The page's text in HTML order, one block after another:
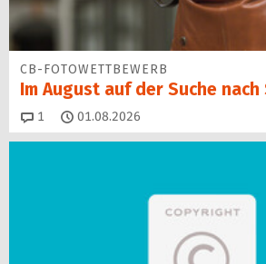
CB-FOTOWETTBEWERB
Im August auf der Suche
1 Kommentare
01.08.2026